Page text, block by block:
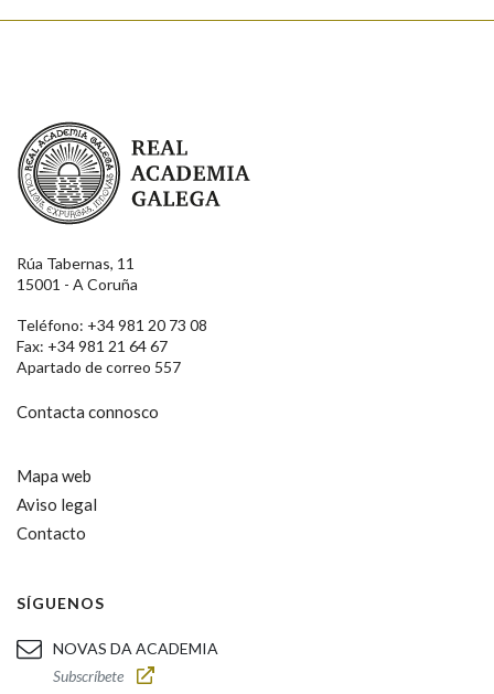
Real Academia Galega
Rúa Tabernas, 11
15001 - A Coruña
Teléfono: +34 981 20 73 08
Fax: +34 981 21 64 67
Apartado de correo 557
Contacta connosco
Mapa web
Aviso legal
Contacto
SÍGUENOS
NOVAS DA ACADEMIA
Subscríbete